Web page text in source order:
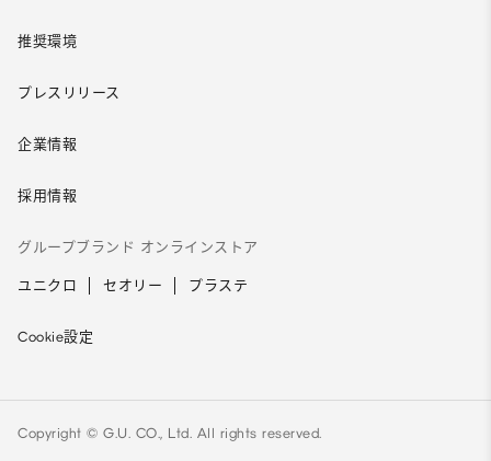
推奨環境
プレスリリース
企業情報
採用情報
グループブランド オンラインストア
ユニクロ セオリー プラステ
Cookie設定
Copyright © G.U. CO., Ltd. All rights reserved.